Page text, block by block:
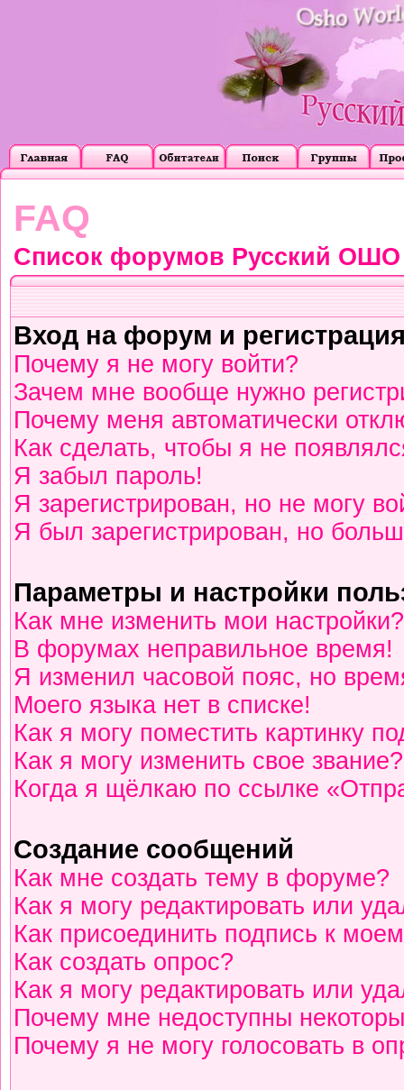
FAQ
Список форумов Русский ОШО
Вход на форум и
Почему я не могу войти?
Зачем мне вообще нужно
Почему меня автоматически
Как сделать, чтобы я не
Я забыл пароль!
Я зарегистрирован, но не могу
Я был зарегистрирован, но
Параметры и настройки
Как мне изменить мои настройки?
В форумах неправильное время!
Я изменил часовой пояс, но
Моего языка нет в списке!
Как я могу поместить картинку
Как я могу изменить свое звание?
Когда я щёлкаю по ссылке
Создание сообщений
Как мне создать тему в форуме?
Как я могу редактировать или
Как присоединить подпись к
Как создать опрос?
Как я могу редактировать или
Почему мне недоступны
Почему я не могу голосовать в